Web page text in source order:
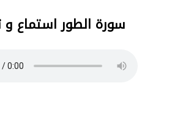
سورة الطور استماع